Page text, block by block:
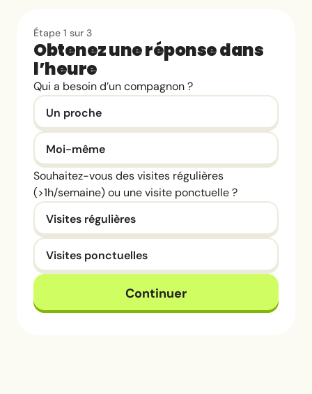
Étape 1 sur 3
Obtenez une réponse dans
l’heure
Qui a besoin d’un compagnon ?
Un proche
Moi-même
Souhaitez-vous des visites régulières
(>1h/semaine) ou une visite ponctuelle ?
Visites régulières
Visites ponctuelles
Continuer